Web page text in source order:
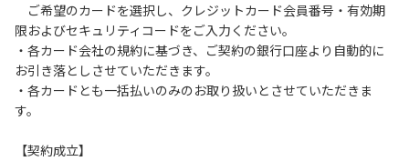
【注意事項】
当キャンプ場のそばを流れる歴舟川は、上流で雨が降ると短
時間で増水し、川原で遊んでいると大変危険な状態になりや
すく、過去にも増水により人が流される事故が数件起きてい
（１）川原にテントやタープを張らない。
ご希望のカードを選択し、クレジットカード会員番号・有効期
限およびセキュリティコードをご入力ください。
・各カード会社の規約に基づき、ご契約の銀行口座より自動的に
お引き落としさせていただきます。
・各カードとも一括払いのみのお取り扱いとさせていただきま
す。
【契約成立】